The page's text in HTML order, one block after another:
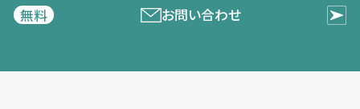
無料
お問い合わせ